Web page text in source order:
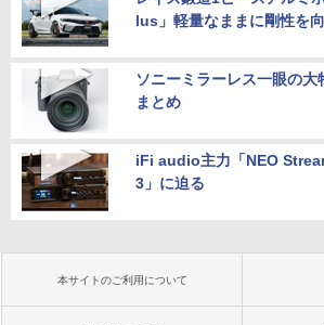
lus」軽量なままに剛性を
ソニーミラーレス一眼の
まとめ
iFi audio主力「NEO
3」に迫る
本サイトのご利用について